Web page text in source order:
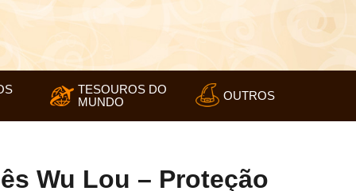
TESOUROS DO
MUNDO
OUTROS
Wu Lou – Proteção